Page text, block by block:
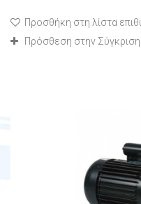
Προσθήκη στη λίστα
Πρόσθεση στην Σύγκριση